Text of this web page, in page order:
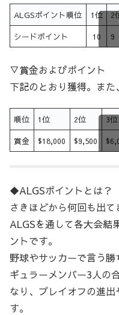
ALGSポイント順位 1位 2
シードポイント 10 9
▽賞金およびポイント
下記のとおり獲得。また
順位 1位 2位 3位
賞金 $18,000 $9,500
◆ALGSポイントとは？
さきほどから何回も出て
ALGSを通して各大会結
ントです。
野球やサッカーで言う
ギュラーメンバー3人の
なり、プレイオフの進
す。